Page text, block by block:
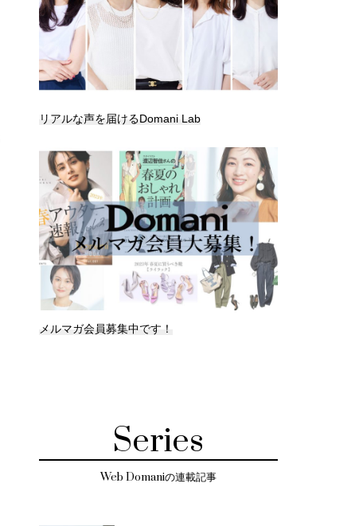
リアルな声を届けるDomani Lab
メルマガ会員募集中です！
Series
Web Domaniの連載記事